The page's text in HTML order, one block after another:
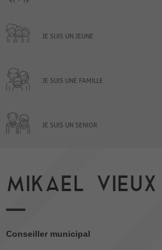
JE SUIS UN JEUNE
JE SUIS UNE FAMILLE
JE SUIS UN SENIOR
MIKAEL VIEUX
Conseiller municipal